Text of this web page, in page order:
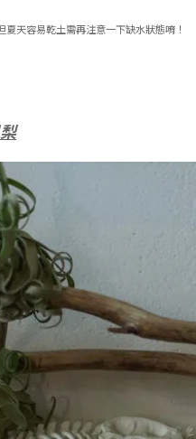
天容易乾土需再注意一下缺水狀態唷！